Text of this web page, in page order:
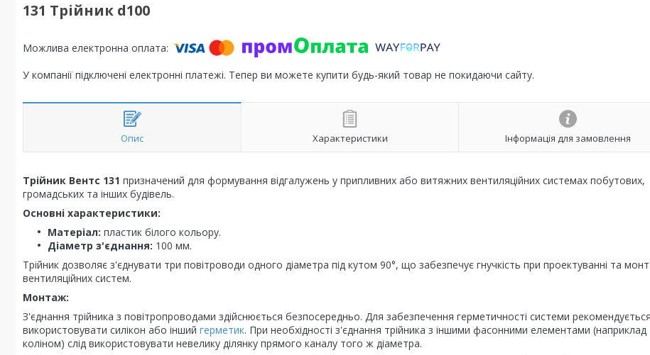
131 Трійник d100
У компанії підключені електронні платежі. Тепер ви можете купити будь-який товар не покидаючи сайту.
Опис Характеристики Інформація для замовлення
Трійник Вентс 131 призначений для формування відгалужень у припливних або витяжних вентиляційних системах побутових,
громадських та інших будівель.
Основні характеристики:
Матеріал: пластик білого кольору.
Діаметр з'єднання: 100 мм.
Трійник дозволяє з'єднувати три повітроводи одного діаметра під кутом 90°, що забезпечує гнучкість при проектуванні та
вентиляційних систем.
Монтаж:
З'єднання трійника з повітропроводами здійснюється безпосередньо. Для забезпечення герметичності системи рекомендується
використовувати силікон або інший герметик. При необхідності з'єднання трійника з іншими фасонними елементами (наприклад
коліном) слід використовувати невелику ділянку прямого каналу того ж діаметра.